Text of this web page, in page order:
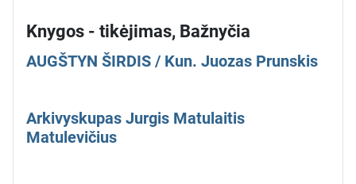
Knygos - tikėjimas, Bažnyčia
AUGŠTYN ŠIRDIS / Kun. Juozas Prunskis
Arkivyskupas Jurgis Matulaitis
Matulevičius